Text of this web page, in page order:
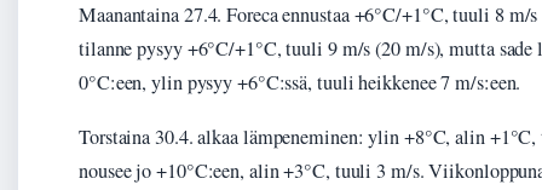
Maanantaina 27.4. Foreca ennustaa +6°C/+1°C, tuuli 8
tilanne pysyy +6°C/+1°C, tuuli 9 m/s (20 m/s), mutta
0°C:een, ylin pysyy +6°C:ssä, tuuli heikkenee 7 m/s:een.
Torstaina 30.4. alkaa lämpeneminen: ylin +8°C, alin
nousee jo +10°C:een, alin +3°C, tuuli 3 m/s.